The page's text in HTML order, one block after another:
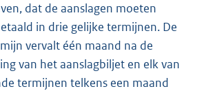
dat de aanslagen moeten
in drie gelijke termijnen. De
vervalt één maand na de
van het aanslagbiljet en elk van
termijnen telkens een maand